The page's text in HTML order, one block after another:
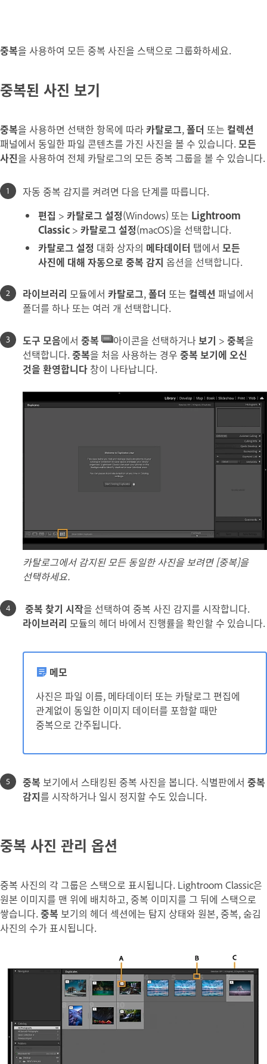
중복을 사용하여 모든 중복 사진을 스택으로 그룹화하세요.
중복된 사진 보기
중복을 사용하면 선택한 항목에 따라카탈로그,폴더 또는 컬렉션
패널에서 동일한 파일 콘텐츠를 가진 사진을 볼 수 있습니다.모든
사진을 사용하여 전체 카탈로그의 모든 중복 그룹을 볼 수 있습니다.
자동 중복 감지를 켜려면 다음 단계를 따릅니다.
편집 > 카탈로그 설정(Windows) 또는 Lightroom
Classic > 카탈로그 설정(macOS)을 선택합니다.
카탈로그 설정 대화 상자의 메타데이터 탭에서 모든
사진에 대해 자동으로 중복 감지 옵션을 선택합니다.
라이브러리 모듈에서 카탈로그,폴더 또는 컬렉션 패널에서
폴더를 하나 또는 여러 개 선택합니다.
도구 모음에서 중복 아이콘을 선택하거나보기 > 중복을
선택합니다.중복을 처음 사용하는 경우 중복 보기에 오신
것을 환영합니다 창이 나타납니다.
카탈로그에서 감지된 모든 동일한 사진을 보려면 [중복]을
선택하세요.
중복 찾기 시작을 선택하여 중복 사진 감지를 시작합니다.
라이브러리 모듈의 헤더 바에서 진행률을 확인할 수 있습니다.
메모
사진은 파일 이름, 메타데이터 또는 카탈로그 편집에
관계없이 동일한 이미지 데이터를 포함할 때만
중복으로 간주됩니다.
중복 보기에서 스태킹된 중복 사진을 봅니다. 식별판에서 중복
감지를 시작하거나 일시 정지할 수도 있습니다.
중복 사진 관리 옵션
중복 사진의 각 그룹은 스택으로 표시됩니다. Lightroom Classic은
원본 이미지를 맨 위에 배치하고, 중복 이미지를 그 뒤에 스택으로
쌓습니다.중복 보기의 헤더 섹션에는 탐지 상태와 원본, 중복, 숨김
사진의 수가 표시됩니다.